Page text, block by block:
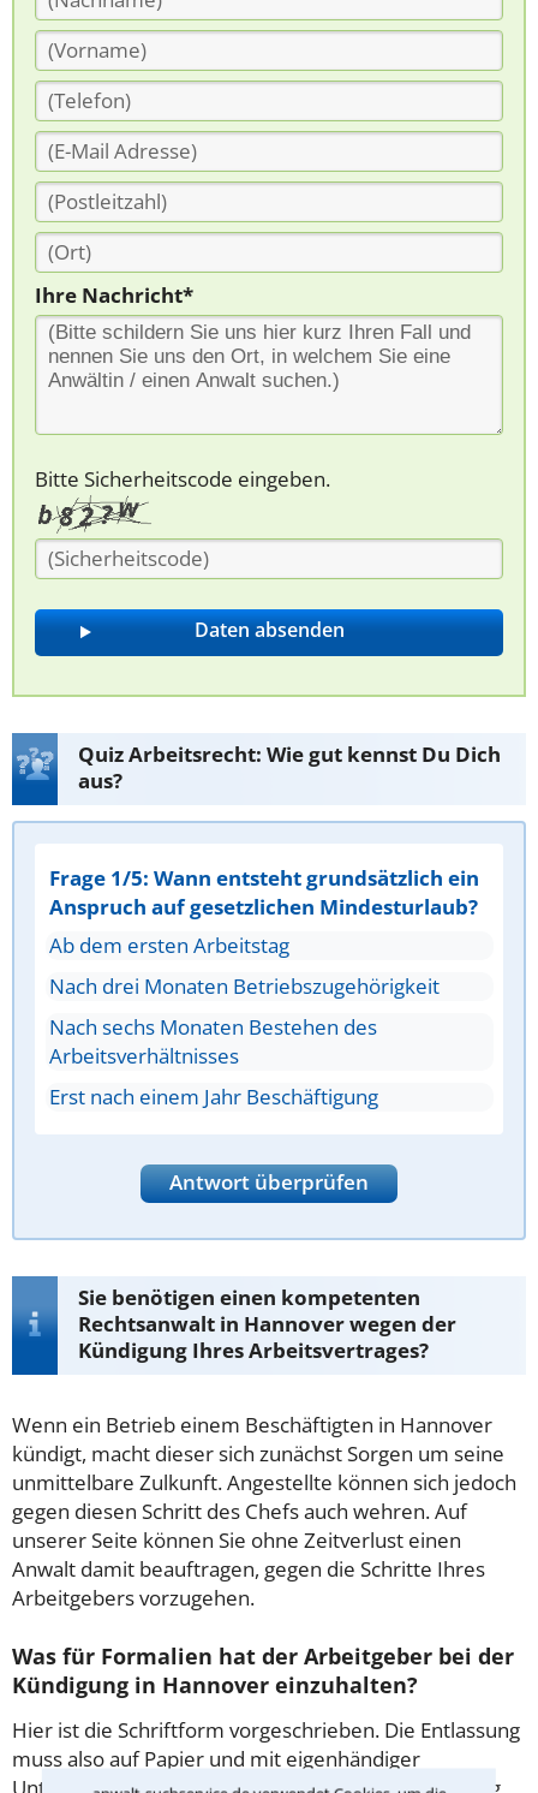
Ihre Nachricht*
Bitte Sicherheitscode eingeben.
Quiz Arbeitsrecht: Wie gut kennst Du Dich
aus?
Frage 1/5: Wann entsteht grundsätzlich ein
Anspruch auf gesetzlichen Mindesturlaub?
Ab dem ersten Arbeitstag
Nach drei Monaten Betriebszugehörigkeit
Nach sechs Monaten Bestehen des
Arbeitsverhältnisses
Erst nach einem Jahr Beschäftigung
Antwort überprüfen
Sie benötigen einen kompetenten
Rechtsanwalt in Hannover wegen der
Kündigung Ihres Arbeitsvertrages?
Wenn ein Betrieb einem Beschäftigten in Hannover
kündigt, macht dieser sich zunächst Sorgen um seine
unmittelbare Zulkunft. Angestellte können sich jedoch
gegen diesen Schritt des Chefs auch wehren. Auf
unserer Seite können Sie ohne Zeitverlust einen
Anwalt damit beauftragen, gegen die Schritte Ihres
Arbeitgebers vorzugehen.
Was für Formalien hat der Arbeitgeber bei der
Kündigung in Hannover einzuhalten?
Hier ist die Schriftform vorgeschrieben. Die Entlassung
muss also auf Papier und mit eigenhändiger